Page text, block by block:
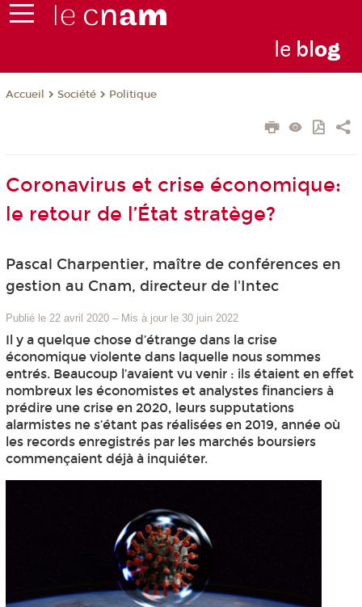
le blog
Accueil Société Politique
Coronavirus et crise économique:
le retour de l’État stratège?
Pascal Charpentier, maître de conférences en
gestion au Cnam, directeur de l'Intec
Publié le 22 avril 2020 – Mis à jour le 30 juin 2022
Il y a quelque chose d’étrange dans la crise
économique violente dans laquelle nous sommes
entrés. Beaucoup l’avaient vu venir : ils étaient en effet
nombreux les économistes et analystes financiers à
prédire une crise en 2020, leurs supputations
alarmistes ne s’étant pas réalisées en 2019, année où
les records enregistrés par les marchés boursiers
commençaient déjà à inquiéter.